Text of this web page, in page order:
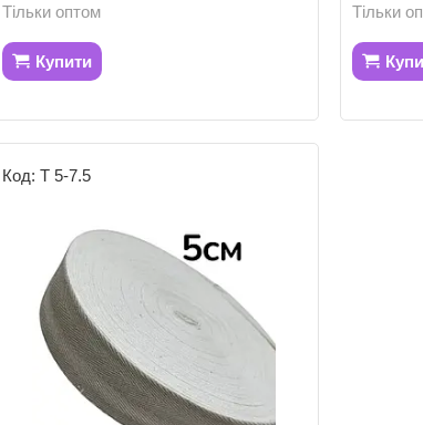
Тільки оптом
Купити
Тільки
Т 5-7.5